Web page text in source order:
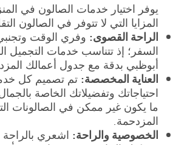
يوفر اختيار خدمات الصالون في
المزايا التي لا تتوفر في الصالون
الراحة القصوى: وفري الوقت
السفر؛ إذ تتناسب خدمات التجميل
أبوظبي بدقة مع جدول أعمالك
العناية المخصصة: تم تصميم كل
احتياجاتك وتفضيلاتك الخاصة
ما يكون غير ممكن في الصالونات
المزدحمة.
الخصوصية والراحة: اشعري بالراحة